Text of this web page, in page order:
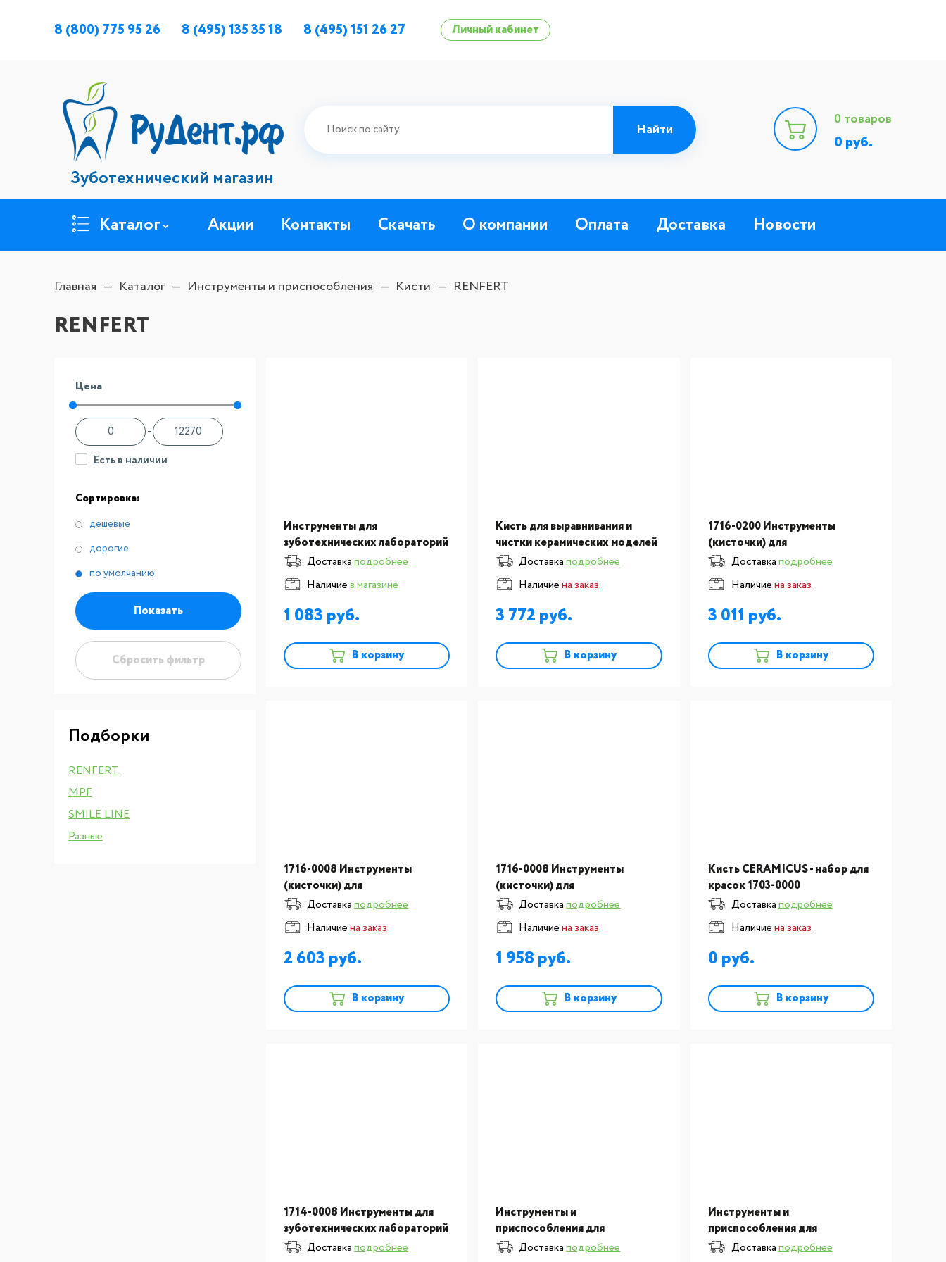
8 (800) 775 95 26 8 (495) 135 35 18 8 (495) 151 26 27 Личный кабинет
Зуботехнический магазин
0товаров
0 руб.
Каталог Акции Контакты Скачать О компании Оплата Доставка Новости
Главная Каталог Инструменты и приспособления Кисти RENFERT
RENFERT
Цена
-
Есть в наличии
Сортировка:
дешевые
дорогие
по умолчанию
Показать
Сбросить фильтр
Подборки
RENFERT
MPF
SMILE LINE
Разные
Инструменты для
зуботехнических лабораторий
:Кисточка для моделирования
керамики Takanishi- синтетика,
размер №4
Доставкаподробнее
Наличиев магазине
1 083
В корзину
Кисть для выравнивания и
чистки керамических моделей
(беличий ворс) Borenstein, 1шт
1712-0000
Доставкаподробнее
Наличиена заказ
3 772
В корзину
1716-0200 Инструменты
(кисточки) для
зуботехнической лаборатории
Керамикус для опака
Доставкаподробнее
Наличиена заказ
3 011
В корзину
1716-0008 Инструменты
(кисточки) для
зуботехнической лаборатории
Керамикус N8 1 шт.
Доставкаподробнее
Наличиена заказ
2 603
В корзину
1716-0008 Инструменты
(кисточки) для
зуботехнической лаборатории
Керамикус N6 1 шт.
Доставкаподробнее
Наличиена заказ
1 958
В корзину
Кисть CERAMICUS - набор для
красок 1703-0000
Доставкаподробнее
Наличиена заказ
0
В корзину
1714-0008 Инструменты для
зуботехнических лабораторий
:Кисточка для моделирования
Доставкаподробнее
Инструменты и
приспособления для
зуботехнических
Доставкаподробнее
Инструменты и
приспособления для
зуботехнических
Доставкаподробнее